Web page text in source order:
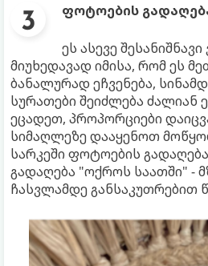
ფოტოების
ეს ასევე
მიუხედავად იმისა, რომ ეს
ბანალურად ეჩვენება,
სურათები შეიძლება ძალიან
ეცადეთ, პროპორციები
სიმაღლეზე დააყენოთ
სარკეში ფოტოების
გადაღება "ოქროს საათში" -
ჩასვლამდე განსაკუთრებით